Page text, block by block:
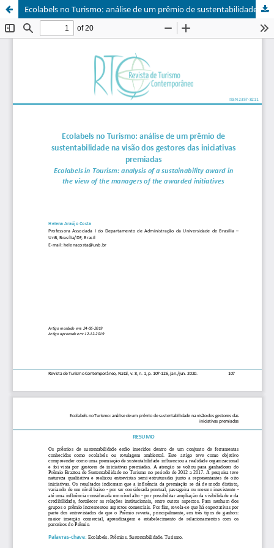
Ecolabels no Turismo: análise de um prêmio de sustentabilidade na visão dos gestores das iniciativas premiadas